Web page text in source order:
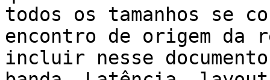
todos os tamanhos se
encontro de origem da
incluir nesse